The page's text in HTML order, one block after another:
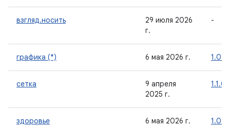
взгляд.носить
29 июля 2026
г.
-
графика (*) 6 мая 2026 г. 1.0.4
сетка
9 апреля
2025 г.
1.1.0
здоровье 6 мая 2026 г. 1.0.0